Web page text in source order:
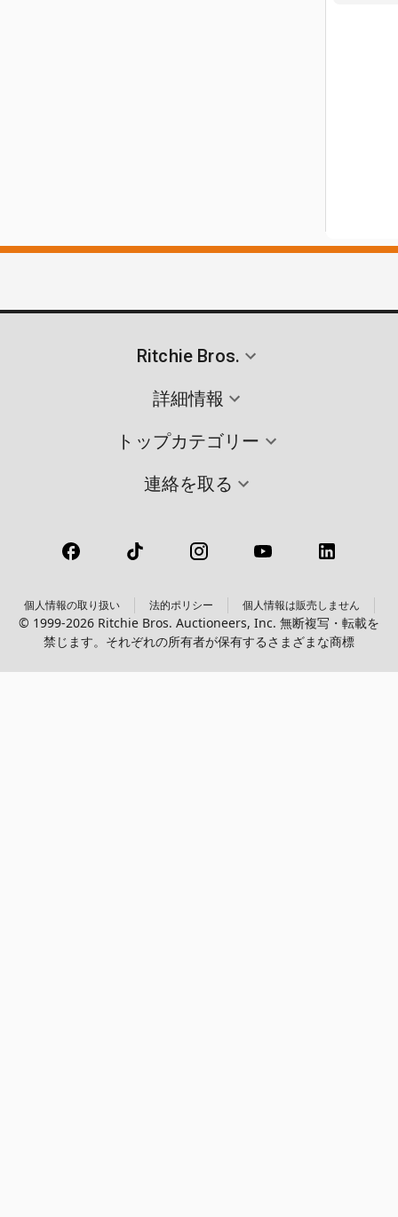
Ritchie Bros.
詳細情報
トップカテゴリー
連絡を取る
個人情報の取り扱い 法的ポリシー 個人情報は販売しません
© 1999-2026 Ritchie Bros. Auctioneers, Inc. 無断複写・転載を
禁じます。それぞれの所有者が保有するさまざまな商標